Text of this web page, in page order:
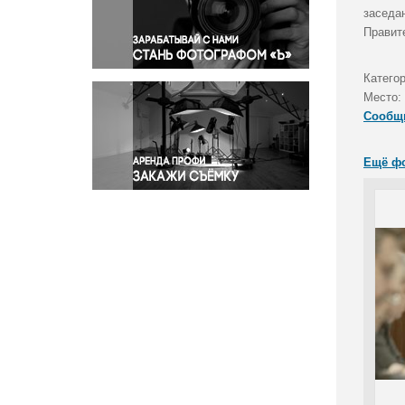
Правосудие
Происшествия и конфликты
Религия
Светская жизнь
Спорт
Экология
Экономика и бизнес
Место:
Ещё